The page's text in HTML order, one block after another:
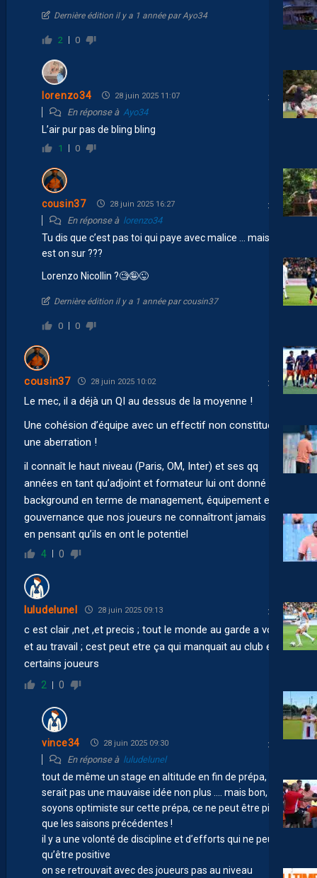
Dernière édition il y a 1 année par Ayo34
2 0
lorenzo34 28 juin 2025 11:07
En réponse à Ayo34
L’air pur pas de bling bling
1 0
cousin37 28 juin 2025 16:27
En réponse à lorenzo34
Tu dis que c’est pas toi qui paye avec malice … mais en
est on sur ???
Lorenzo Nicollin ?🧐🤪😜
Dernière édition il y a 1 année par cousin37
0 0
cousin37 28 juin 2025 10:02
Le mec, il a déjà un QI au dessus de la moyenne !
Une cohésion d’équipe avec un effectif non constitué est
une aberration !
il connaît le haut niveau (Paris, OM, Inter) et ses qq
années en tant qu’adjoint et formateur lui ont donné un
background en terme de management, équipement et
gouvernance que nos joueurs ne connaîtront jamais tout
en pensant qu’ils en ont le potentiel
4 0
luludelunel 28 juin 2025 09:13
c est clair ,net ,et precis ; tout le monde au garde a vous
et au travail ; cest peut etre ça qui manquait au club et a
certains joueurs
2 0
vince34 28 juin 2025 09:30
En réponse à luludelunel
tout de même un stage en altitude en fin de prépa, ce
serait pas une mauvaise idée non plus …. mais bon,
soyons optimiste sur cette prépa, ce ne peut être pire
que les saisons précédentes !
il y a une volonté de discipline et d’efforts qui ne peut
qu’être positive
on se retrouvait avec des joueurs pas au niveau